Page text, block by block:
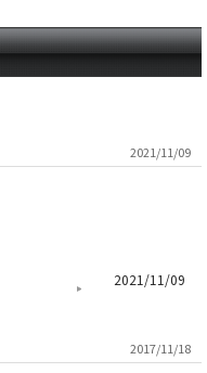
2021/11/09
2021/11/09
2017/11/18